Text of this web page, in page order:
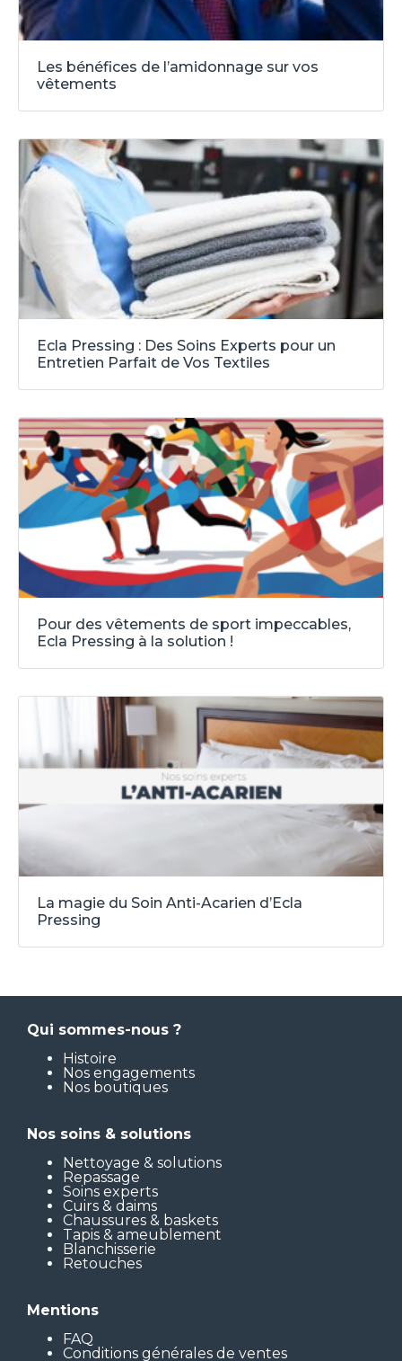
Les bénéfices de l’amidonnage sur vos
vêtements
Ecla Pressing : Des Soins Experts pour un
Entretien Parfait de Vos Textiles
Pour des vêtements de sport impeccables,
Ecla Pressing à la solution !
La magie du Soin Anti-Acarien d’Ecla
Pressing
Qui sommes-nous ?
Histoire
Nos engagements
Nos boutiques
Nos soins & solutions
Nettoyage & solutions
Repassage
Soins experts
Cuirs & daims
Chaussures & baskets
Tapis & ameublement
Blanchisserie
Retouches
Mentions
FAQ
Conditions générales de ventes